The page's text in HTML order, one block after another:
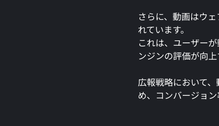
さらに、動画はウ
れています。
これは、ユーザー
ンジンの評価が向
広報戦略において
め、コンバージョ